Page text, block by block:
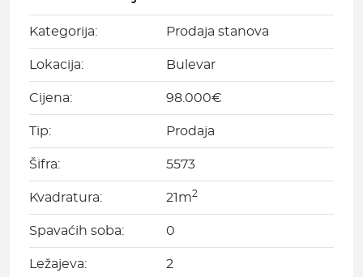
Kategorija: Prodaja stanova
Lokacija: Bulevar
Cijena: 98.000€
Tip: Prodaja
Šifra: 5573
Kvadratura: 21m2
Spavaćih soba: 0
Ležajeva: 2